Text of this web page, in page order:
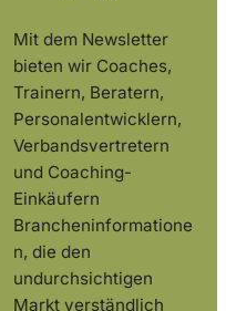
Mit dem Newsletter
bieten wir Coaches,
Trainern, Beratern,
Personalentwicklern,
Verbandsvertretern
und Coaching-
Einkäufern
Brancheninformatione
n, die den
undurchsichtigen
Markt verständlich